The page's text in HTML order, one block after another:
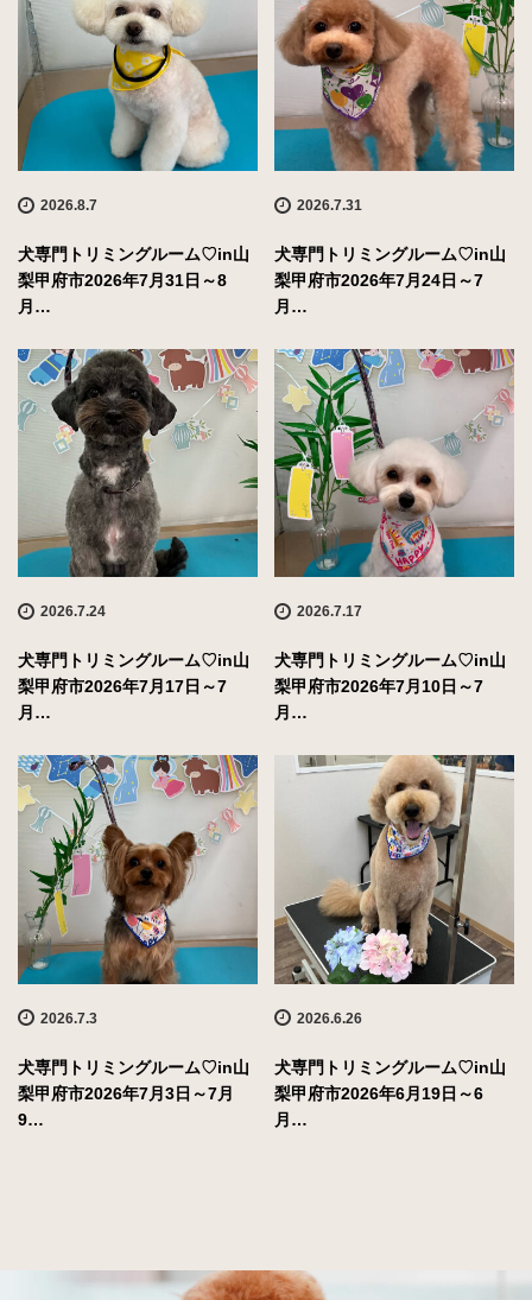
2026.8.7
犬専門トリミングルーム♡in山
梨甲府市2026年7月31日～8
月…
2026.7.31
犬専門トリミングルーム♡in山
梨甲府市2026年7月24日～7
月…
2026.7.24
犬専門トリミングルーム♡in山
梨甲府市2026年7月17日～7
月…
2026.7.17
犬専門トリミングルーム♡in山
梨甲府市2026年7月10日～7
月…
2026.7.3
犬専門トリミングルーム♡in山
梨甲府市2026年7月3日～7月
9…
2026.6.26
犬専門トリミングルーム♡in山
梨甲府市2026年6月19日～6
月…